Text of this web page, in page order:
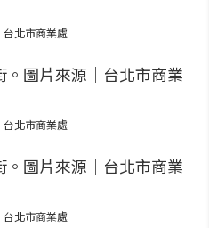
北市商業處
北市商業處
北市商業處